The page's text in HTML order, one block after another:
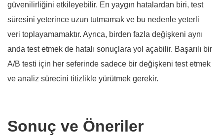
güvenilirliğini etkileyebilir. En yaygın hatalardan biri, test
süresini yeterince uzun tutmamak ve bu nedenle yeterli
veri toplayamamaktır. Ayrıca, birden fazla değişkeni aynı
anda test etmek de hatalı sonuçlara yol açabilir. Başarılı bir
A/B testi için her seferinde sadece bir değişkeni test etmek
ve analiz sürecini titizlikle yürütmek gerekir.
Sonuç ve Öneriler